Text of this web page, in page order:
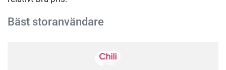
Bäst storanvändare